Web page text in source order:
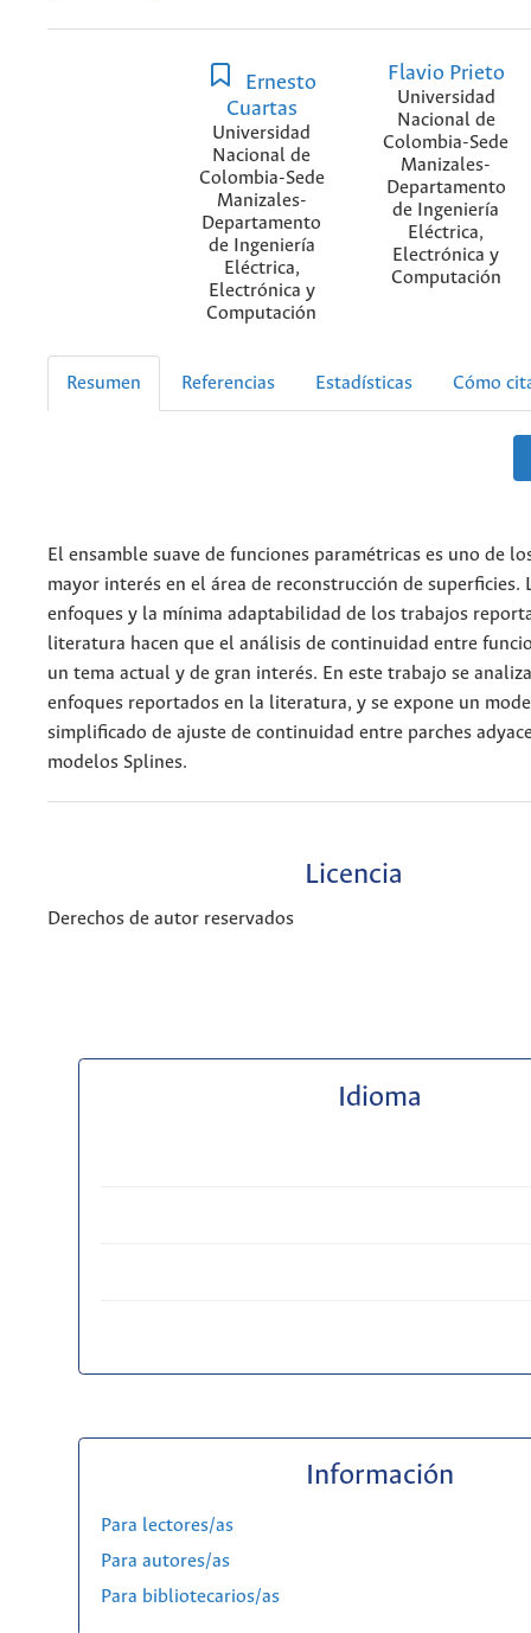
Ernesto
Cuartas
Universidad
Nacional de
Colombia-Sede
Manizales-
Departamento
de Ingeniería
Eléctrica,
Electrónica y
Computación
Flavio Prieto
Universidad
Nacional de
Colombia-Sede
Manizales-
Departamento
de Ingeniería
Eléctrica,
Electrónica y
Computación
Resumen Referencias Estadísticas Cómo
El ensamble suave de funciones paramétricas es uno de
mayor interés en el área de reconstrucción de superficies.
enfoques y la mínima adaptabilidad de los trabajos
literatura hacen que el análisis de continuidad entre
un tema actual y de gran interés. En este trabajo se
enfoques reportados en la literatura, y se expone un
simplificado de ajuste de continuidad entre parches
modelos Splines.
Licencia
Derechos de autor reservados
Idioma
Información
Para lectores/as
Para autores/as
Para bibliotecarios/as